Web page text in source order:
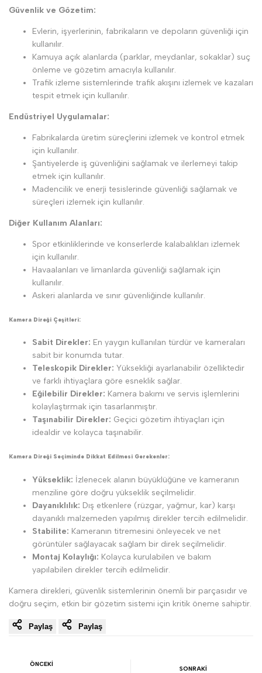
Güvenlik ve Gözetim:
Evlerin, işyerlerinin, fabrikaların ve depoların güvenliği için
kullanılır.
Kamuya açık alanlarda (parklar, meydanlar, sokaklar) suç
önleme ve gözetim amacıyla kullanılır.
Trafik izleme sistemlerinde trafik akışını izlemek ve kazaları
tespit etmek için kullanılır.
Endüstriyel Uygulamalar:
Fabrikalarda üretim süreçlerini izlemek ve kontrol etmek
için kullanılır.
Şantiyelerde iş güvenliğini sağlamak ve ilerlemeyi takip
etmek için kullanılır.
Madencilik ve enerji tesislerinde güvenliği sağlamak ve
süreçleri izlemek için kullanılır.
Diğer Kullanım Alanları:
Spor etkinliklerinde ve konserlerde kalabalıkları izlemek
için kullanılır.
Havaalanları ve limanlarda güvenliği sağlamak için
kullanılır.
Askeri alanlarda ve sınır güvenliğinde kullanılır.
Kamera Direği Çeşitleri:
Sabit Direkler: En yaygın kullanılan türdür ve kameraları
sabit bir konumda tutar.
Teleskopik Direkler: Yüksekliği ayarlanabilir özelliktedir
ve farklı ihtiyaçlara göre esneklik sağlar.
Eğilebilir Direkler: Kamera bakımı ve servis işlemlerini
kolaylaştırmak için tasarlanmıştır.
Taşınabilir Direkler: Geçici gözetim ihtiyaçları için
idealdir ve kolayca taşınabilir.
Kamera Direği Seçiminde Dikkat Edilmesi Gerekenler:
Yükseklik: İzlenecek alanın büyüklüğüne ve kameranın
menziline göre doğru yükseklik seçilmelidir.
Dayanıklılık: Dış etkenlere (rüzgar, yağmur, kar) karşı
dayanıklı malzemeden yapılmış direkler tercih edilmelidir.
Stabilite: Kameranın titremesini önleyecek ve net
görüntüler sağlayacak sağlam bir direk seçilmelidir.
Montaj Kolaylığı: Kolayca kurulabilen ve bakım
yapılabilen direkler tercih edilmelidir.
Kamera direkleri, güvenlik sistemlerinin önemli bir parçasıdır ve
doğru seçim, etkin bir gözetim sistemi için kritik öneme sahiptir.
Paylaş Paylaş
ÖNCEKİ
SONRAKİ